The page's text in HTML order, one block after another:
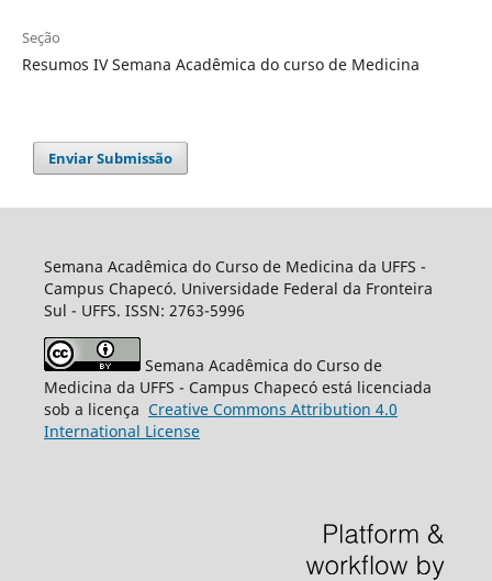
Seção
Resumos IV Semana Acadêmica do curso de Medicina
Enviar Submissão
Semana Acadêmica do Curso de Medicina da UFFS -
Campus Chapecó. Universidade Federal da Fronteira
Sul - UFFS. ISSN: 2763-5996
Semana Acadêmica do Curso de
Medicina da UFFS - Campus Chapecó está licenciada
sob a licença Creative Commons Attribution 4.0
International License